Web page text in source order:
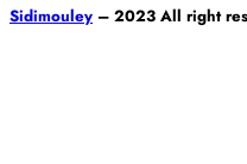
Sidimouley – 2023 All right